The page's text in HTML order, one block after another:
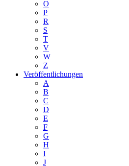
O
P
R
S
T
V
W
Z
Veröffentlichungen
A
B
C
D
E
F
G
H
I
J